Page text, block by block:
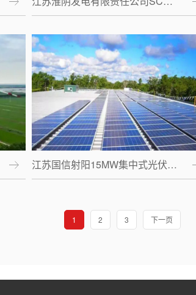
江苏国信射阳15MW集中式光伏…
1 2 3 下一页